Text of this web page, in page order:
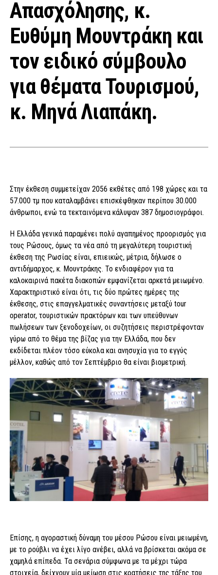
Απασχόλησης, κ.
Ευθύμη Μουντράκη και
τον ειδικό σύμβουλο
για θέματα Τουρισμού,
κ. Μηνά Λιαπάκη.
Στην έκθεση συμμετείχαν 2056 εκθέτες από 198 χώρες και τα
57.000 τμ που καταλαμβάνει επισκέφθηκαν περίπου 30.000
άνθρωποι, ενώ τα τεκταινόμενα κάλυψαν 387 δημοσιογράφοι.
Η Ελλάδα γενικά παραμένει πολύ αγαπημένος προορισμός για
τους Ρώσους, όμως τα νέα από τη μεγαλύτερη τουριστική
έκθεση της Ρωσίας είναι, επιεικώς, μέτρια, δήλωσε ο
αντιδήμαρχος, κ. Μουντράκης. Το ενδιαφέρον για τα
καλοκαιρινά πακέτα διακοπών εμφανίζεται αρκετά μειωμένο.
Χαρακτηριστικό είναι ότι, τις δύο πρώτες ημέρες της
έκθεσης, στις επαγγελματικές συναντήσεις μεταξύ tour
operator, τουριστικών πρακτόρων και των υπεύθυνων
πωλήσεων των ξενοδοχείων, οι συζητήσεις περιστρέφονταν
γύρω από το θέμα της βίζας για την Ελλάδα, που δεν
εκδίδεται πλέον τόσο εύκολα και ανησυχία για το εγγύς
μέλλον, καθώς από τον Σεπτέμβριο θα είναι βιομετρική.
Επίσης, η αγοραστική δύναμη του μέσου Ρώσου είναι μειωμένη,
με το ρούβλι να έχει λίγο ανέβει, αλλά να βρίσκεται ακόμα σε
χαμηλά επίπεδα. Τα σενάρια σύμφωνα με τα μέχρι τώρα
στοιχεία, δείχνουν μία μείωση στις κρατήσεις της τάξης του